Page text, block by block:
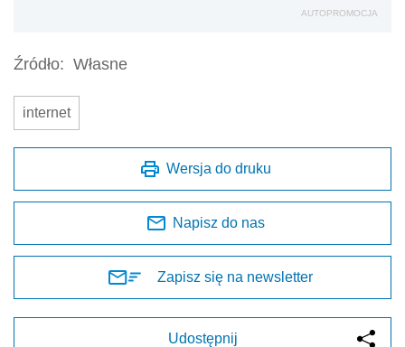
AUTOPROMOCJA
Źródło: Własne
internet
Wersja do druku
Napisz do nas
Zapisz się na newsletter
Udostępnij